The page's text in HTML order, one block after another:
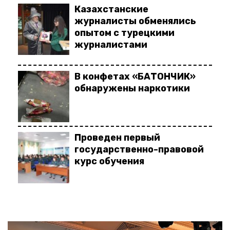
Казахстанские
журналисты обменялись
опытом с турецкими
журналистами
В конфетах «БАТОНЧИК»
обнаружены наркотики
Проведен первый
государственно-правовой
курс обучения
поддержки пациентов